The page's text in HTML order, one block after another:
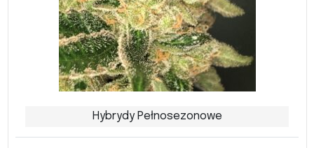
Hybrydy Pełnosezonowe